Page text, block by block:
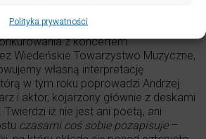
Polityka prywatności
z koncertem
Wiedeńskie Towarzystwo Muzyczne,
własną interpretację
w tym roku poprowadzi Andrzej
i aktor, kojarzony głównie z deskami
iż nie jest ani poetą, ani
czasami coś sobie pozapisuje–